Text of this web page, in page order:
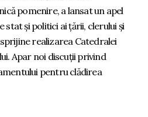
pomenire, a lansat un apel
și politici ai țării, clerului și
realizarea Catedralei
Apar noi discuții privind
pentru clădirea